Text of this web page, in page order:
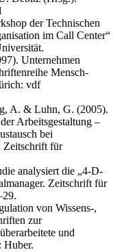
der Technischen
im Call Center“
Unternehmen
Mensch-
vdf
A. & Luhn, G. (2005).
Arbeitsgestaltung –
bei
Zeitschrift für
analysiert die „4-D-
Zeitschrift für
von Wissens-,
zur
und
Huber.